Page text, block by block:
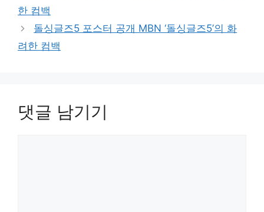
리
한 컴백
돌싱글즈5 포스터 공개 MBN ‘돌싱글즈5’의 화
려한 컴백
댓글 남기기